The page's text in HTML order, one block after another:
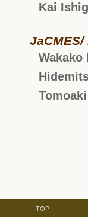
Kai
Wakako
TOP